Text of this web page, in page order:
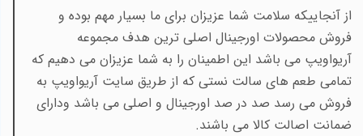
از آنجاییکه سلامت شما عزیزان برای ما بسیار مهم بوده و
فروش محصولات اورجینال اصلی ترین هدف مجموعه
آریواویپ می باشد این اطمینان را به شما عزیزان می دهیم که
تمامی طعم های سالت نستی که از طریق سایت آریواویپ به
فروش می رسد صد در صد اورجینال و اصلی می باشد ودارای
ضمانت اصالت کالا می باشند.